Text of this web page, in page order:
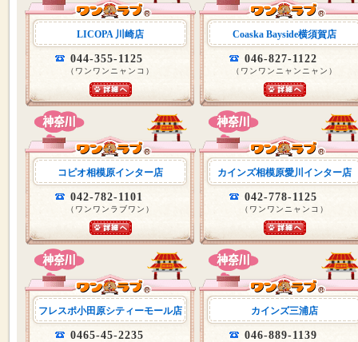
LICOPA 川崎店
044-355-1125
（ワンワンニャンコ）
Coaska Bayside横須賀店
046-827-1122
（ワンワンニャンニャン）
コピオ相模原インター店
042-782-1101
（ワンワンラブワン）
カインズ相模原愛川インター店
042-778-1125
（ワンワンニャンコ）
フレスポ小田原シティーモール店
0465-45-2235
カインズ三浦店
046-889-1139